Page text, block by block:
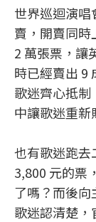
世界巡迴演唱
賣，開賣同時
2 萬張票，讓
時已經賣出 9
歌迷齊心抵
中讓歌迷重新
也有歌迷跑去
3,800 元的票
了嗎？而後
歌迷認清楚